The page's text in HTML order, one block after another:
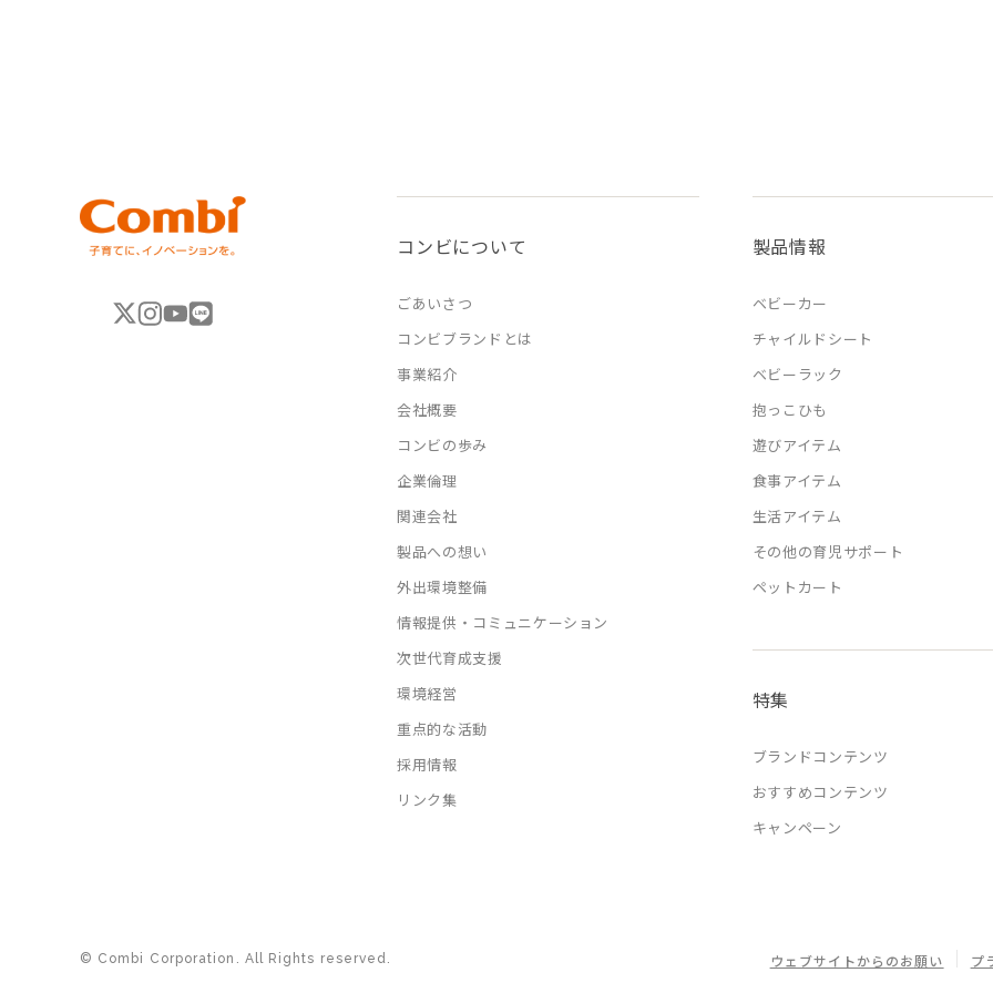
コンビについて
ごあいさつ
コンビブランドとは
事業紹介
会社概要
コンビの歩み
企業倫理
関連会社
製品への想い
外出環境整備
情報提供・コミュニケーション
次世代育成支援
環境経営
重点的な活動
採用情報
リンク集
製品情報
ベビーカー
チャイルドシート
ベビーラック
抱っこひも
遊びアイテム
食事アイテム
生活アイテム
その他の育児サポート
ペットカート
特集
ブランドコンテンツ
おすすめコンテンツ
キャンペーン
© Combi Corporation. All Rights reserved. ウェブサイトからのお願い プ